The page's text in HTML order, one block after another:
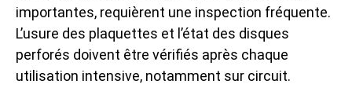
importantes, requièrent une inspection fréquente.
L’usure des plaquettes et l’état des disques
perforés doivent être vérifiés après chaque
utilisation intensive, notamment sur circuit.